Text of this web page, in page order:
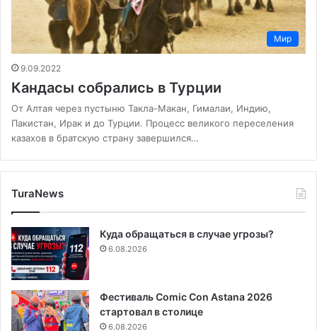
Мир
9.09.2022
Кандасы собрались в Турции
От Алтая через пустыню Такла-Макан, Гималаи, Индию,
Пакистан, Ирак и до Турции. Процесс великого переселения
казахов в братскую страну завершился…
TuraNews
Куда обращаться в случае угрозы?
6.08.2026
Фестиваль Comic Con Astana 2026
стартовал в столице
6.08.2026